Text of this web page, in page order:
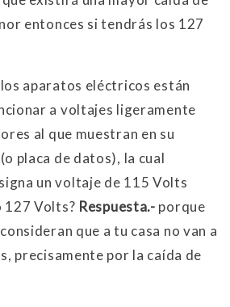
entonces si tendrás los 127
aparatos eléctricos están
a voltajes ligeramente
al que muestran en su
placa de datos), la cual
un voltaje de 115 Volts
127 Volts? Respuesta.- porque
que a tu casa no van a
precisamente por la caída de